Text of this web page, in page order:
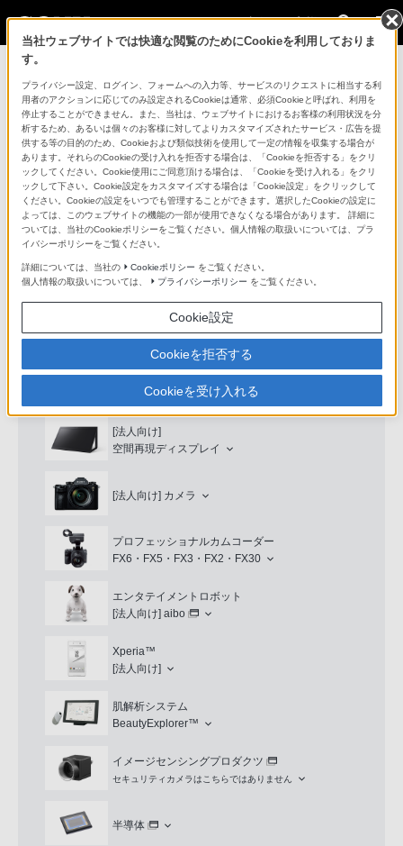
法人のお客様
コンスーマー製品に関するお問い合わせ
製品に関する重要なお知らせ
プロフェッショナル／業務用製品に関
するサポート・お問い合わせ
専用窓口のある業務用商品に関するお問い合わせ
以下の製品・サービスは専用窓口がございます。対象の
アイコンをクリックしてリンク先の窓口よりお問い合わ
業務用ディスプレイ・テレビ
[法人向け]ブラビア
[法人向け]
空間再現ディスプレイ
[法人向け] カメラ
プロフェッショナルカムコーダー
FX6・FX5・FX3・FX2・FX30
エンタテイメントロボット
[法人向け] aibo
Xperia™
[法人向け]
肌解析システム
BeautyExplorer™
イメージセンシングプロダクツ
セキュリティカメラはこちらではありません
半導体
当社ウェブサイトでは快適な閲覧のためにCookieを利用しておりま
す。
プライバシー設定、ログイン、フォームへの入力等、サービスのリクエストに相当する利
用者のアクションに応じてのみ設定されるCookieは通常、必須Cookieと呼ばれ、利用を
停止することができません。また、当社は、ウェブサイトにおけるお客様の利用状況を分
析するため、あるいは個々のお客様に対してよりカスタマイズされたサービス・広告を提
供する等の目的のため、Cookieおよび類似技術を使用して一定の情報を収集する場合が
あります。それらのCookieの受け入れを拒否する場合は、「Cookieを拒否する」をクリ
ックしてください。Cookie使用にご同意頂ける場合は、「Cookieを受け入れる」をクリ
ックして下さい。Cookie設定をカスタマイズする場合は「Cookie設定」をクリックして
ください。Cookieの設定をいつでも管理することができます。選択したCookieの設定に
よっては、このウェブサイトの機能の一部が使用できなくなる場合があります。 詳細に
ついては、当社のCookieポリシーをご覧ください。個人情報の取扱いについては、プラ
イバシーポリシーをご覧ください。
詳細については、当社の Cookieポリシー をご覧ください。
個人情報の取扱いについては、
プライバシーポリシー をご覧ください。
Cookie設定
Cookieを拒否する
Cookieを受け入れる